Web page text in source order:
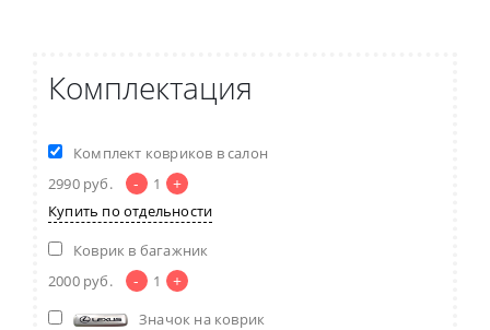
Комплектация
Комплект ковриков в салон
2990 руб. - 1 +
Купить по отдельности
Коврик в багажник
2000 руб. - 1 +
Значок на коврик